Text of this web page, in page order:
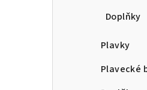
Doplňky
Plavky
Plavecké